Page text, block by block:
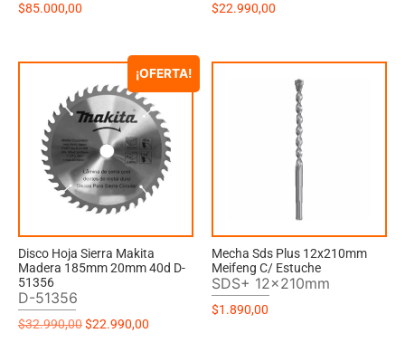
$85.000,00 $22.990,00
¡OFERTA!
Disco Hoja Sierra Makita
Madera 185mm 20mm 40d D-
51356
D-51356
$32.990,00$22.990,00
Mecha Sds Plus 12x210mm
Meifeng C/ Estuche
SDS+ 12x210mm
$1.890,00